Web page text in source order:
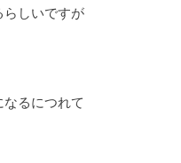
らしいですが
るにつれて